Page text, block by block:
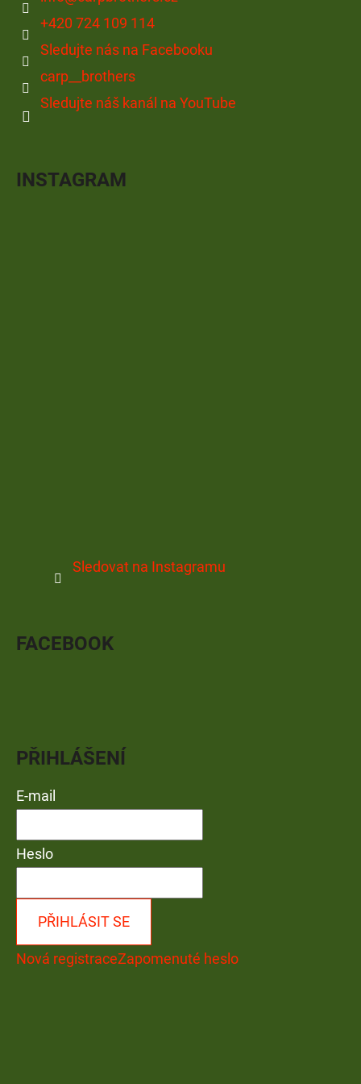
+420 724 109 114
Sledujte nás na Facebooku
carp__brothers
Sledujte náš kanál na YouTube
INSTAGRAM
Sledovat na Instagramu
FACEBOOK
PŘIHLÁŠENÍ
E-mail
Heslo
PŘIHLÁSIT SE
Nová registraceZapomenuté heslo